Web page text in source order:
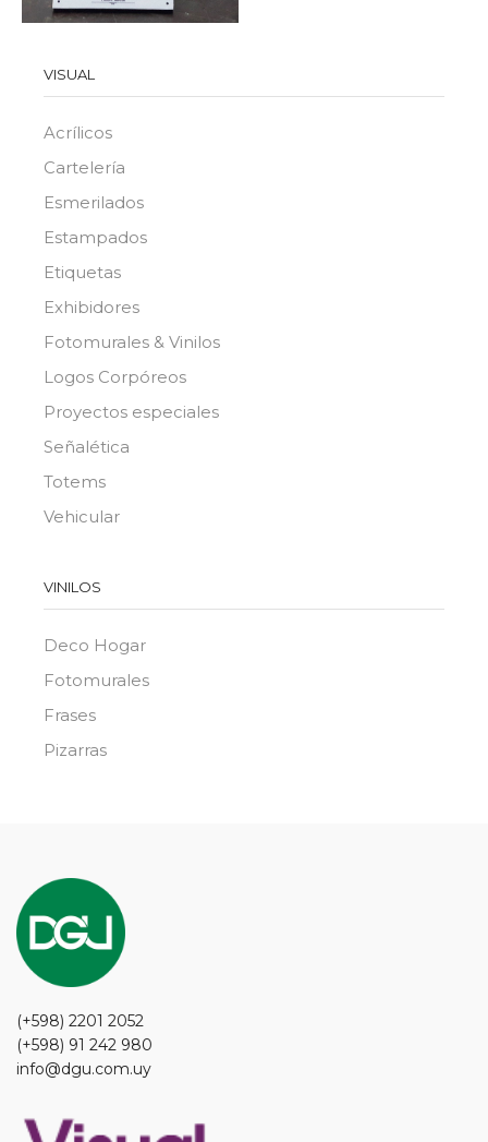
VISUAL
Acrílicos
Cartelería
Esmerilados
Estampados
Etiquetas
Exhibidores
Fotomurales & Vinilos
Logos Corpóreos
Proyectos especiales
Señalética
Totems
Vehicular
VINILOS
Deco Hogar
Fotomurales
Frases
Pizarras
(+598) 2201 2052
(+598) 91 242 980
info@dgu.com.uy